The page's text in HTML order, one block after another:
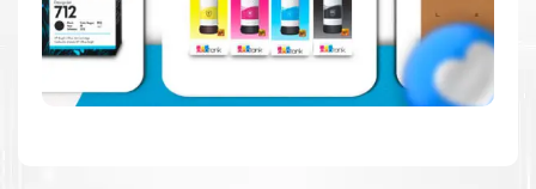
Simple y fácil de usar. Nuestros cartuchos e impresoras
están hechos para facilitar la carga, la impresión y los